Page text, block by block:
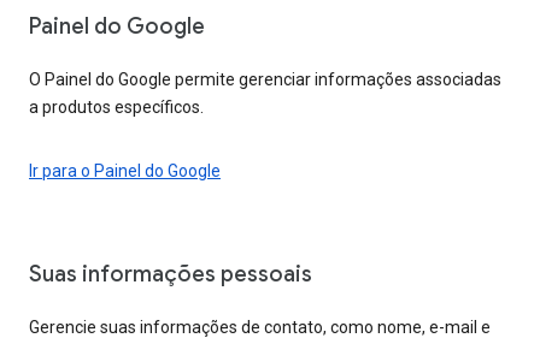
Painel do Google
O Painel do Google permite gerenciar informações associadas
a produtos específicos.
Ir para o Painel do Google
Suas informações pessoais
Gerencie suas informações de contato, como nome, e-mail e